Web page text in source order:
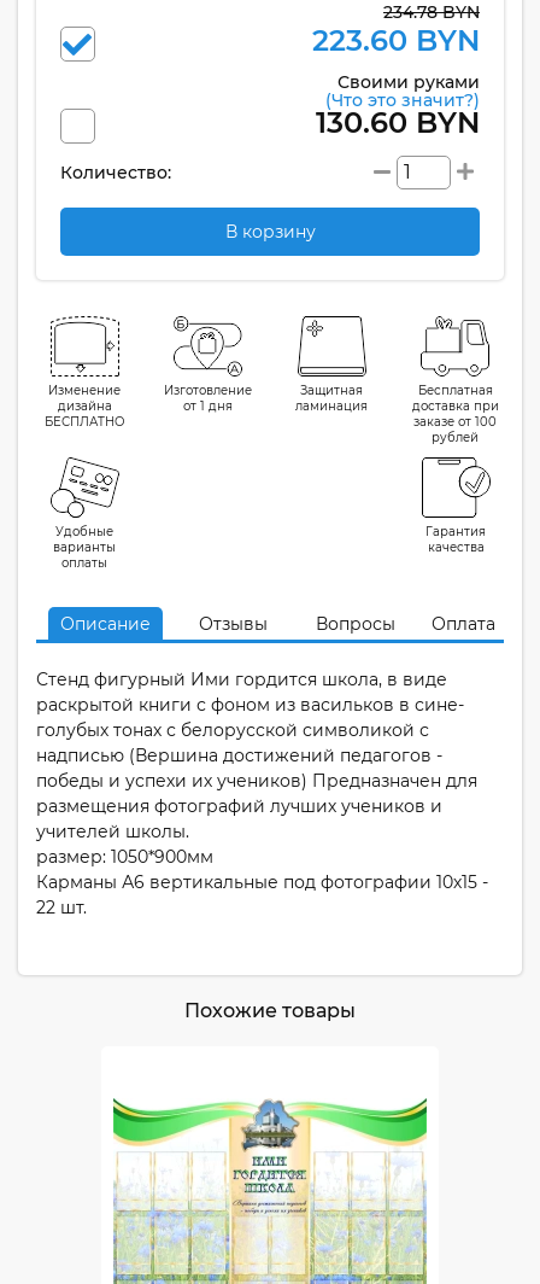
234.78 BYN
223.60 BYN
Своими руками
(Что это значит?)
130.60 BYN
Количество:
В корзину
Изменение
дизайна
БЕСПЛАТНО
Изготовление
от 1 дня
Защитная
ламинация
Бесплатная
доставка при
заказе от 100
рублей
Удобные
варианты
оплаты
Гарантия
качества
Описание Отзывы Вопросы Оплата
Стенд фигурный Ими гордится школа, в виде
раскрытой книги с фоном из васильков в сине-
голубых тонах с белорусской символикой с
надписью (Вершина достижений педагогов -
победы и успехи их учеников) Предназначен для
размещения фотографий лучших учеников и
учителей школы.
размер: 1050*900мм
Карманы А6 вертикальные под фотографии 10х15 -
22 шт.
Похожие товары